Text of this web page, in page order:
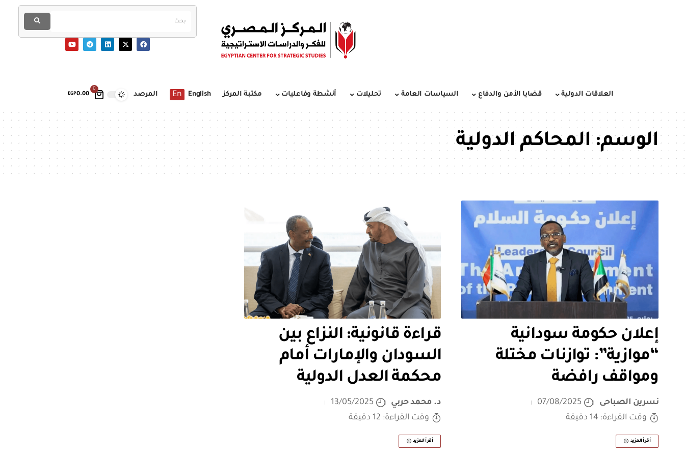
0
EGP0.00 العلاقات الدولية قضايا الأمن والدفاع السياسات العامة تحليلات أنشطة وفاعليات مكتبة المركز English
En المرصد
الوسم:المحاكم الدولية
إعلان حكومة سودانية
“موازية”: توازنات مختلة
ومواقف رافضة
نسرين الصباحى
07/08/2025
وقت القراءة: 14 دقيقة
أقرأ المزيد
قراءة قانونية: النزاع بين
السودان والإمارات أمام
محكمة العدل الدولية
د. محمد حربي
13/05/2025
وقت القراءة: 12 دقيقة
أقرأ المزيد